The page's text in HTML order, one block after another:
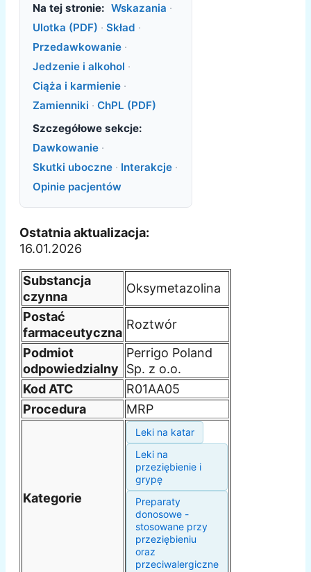
Na tej stronie: Wskazania ·
Ulotka (PDF) · Skład ·
Przedawkowanie ·
Jedzenie i alkohol ·
Ciąża i karmienie ·
Zamienniki · ChPL (PDF)
Szczegółowe sekcje:
Dawkowanie ·
Skutki uboczne · Interakcje ·
Opinie pacjentów
Ostatnia aktualizacja:
16.01.2026
Substancja
czynna
Oksymetazolina
Postać
farmaceutyczna
Roztwór
Podmiot
odpowiedzialny
Perrigo Poland
Sp. z o.o.
Kod ATC
R01AA05
Procedura
MRP
Kategorie
Leki na katar
Leki na
przeziębienie i
grypę
Preparaty
donosowe -
stosowane przy
przeziębieniu
oraz
przeciwalergiczne